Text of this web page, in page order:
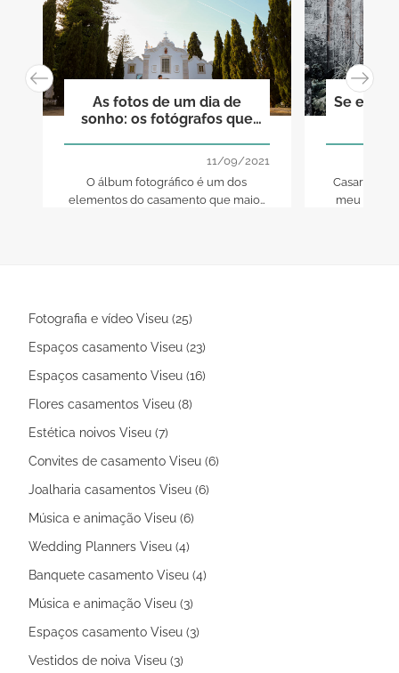
As fotos de um dia de
sonho: os fotógrafos que
11/09/2021
O álbum fotográfico é um dos
elementos do casamento que maior
Se eu
Casar no
meu
Fotografia e vídeo Viseu (25)
Espaços casamento Viseu (23)
Espaços casamento Viseu (16)
Flores casamentos Viseu (8)
Estética noivos Viseu (7)
Convites de casamento Viseu (6)
Joalharia casamentos Viseu (6)
Música e animação Viseu (6)
Wedding Planners Viseu (4)
Banquete casamento Viseu (4)
Música e animação Viseu (3)
Espaços casamento Viseu (3)
Vestidos de noiva Viseu (3)